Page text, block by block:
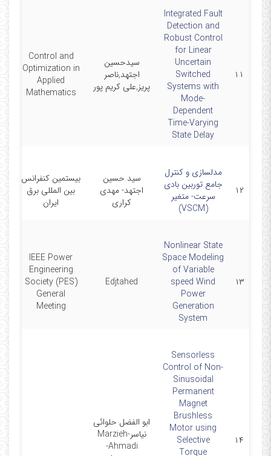
۱۱
Integrated Fault
Detection and
Robust Control
for Linear
Uncertain
Switched
Systems with
Mode-
Dependent
Time-Varying
State Delay
سیدحسین
اجتهد,ناصر
پریز,علی کریم پور
Control and
Optimization in
Applied
Mathematics
۱۲
مدلسازی و کنترل
جامع توربین بادی
سرعت- متغیر
(VSCM)
سید حسین
اجتهد- مهدی
کراری
بیستمین کنفرانس
بین المللی برق
ایران
۱۳
Nonlinear State
Space Modeling
of Variable
speed Wind
Power
Generation
System
Edjtahed
IEEE Power
Engineering
Society (PES)
General
Meeting
۱۴
Sensorless
Control of Non-
Sinusoidal
Permanent
Magnet
Brushless
Motor using
Selective
Torque
ابو الفضل حلوائی
نیاسر-Marzieh
Ahmadi-